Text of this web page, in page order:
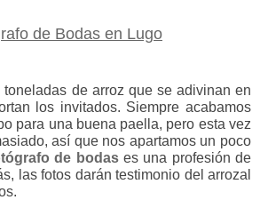
de Bodas en Lugo
de arroz que se adivinan en
los invitados. Siempre acabamos
para una buena paella, pero esta vez
así que nos apartamos un poco
de bodases una profesión de
las fotos darán testimonio del arrozal